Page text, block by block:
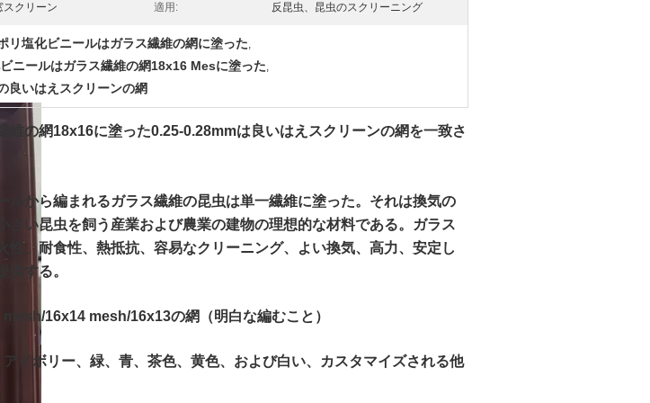
スクリーン 適用: 反昆虫、昆虫のスクリーニング
リ塩化ビニールはガラス繊維の網に塗った,
ニールはガラス繊維の網18x16 Mesに塗った,
良いはえスクリーンの網
維の網18x16に塗った0.25-0.28mmは良いはえスクリーンの網を一致さ
ルから編まれるガラス繊維の昆虫は単一繊維に塗った。それは換気の
さい昆虫を飼う産業および農業の建物の理想的な材料である。ガラス
性、耐食性、熱抵抗、容易なクリーニング、よい換気、高力、安定し
供する。
16x14 mesh/16x13の網（明白な編むこと）
アイボリー、緑、青、茶色、黄色、および白い、カスタマイズされる他